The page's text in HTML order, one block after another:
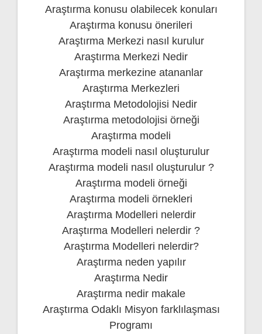
Araştırma konusu olabilecek konuları
Araştırma konusu önerileri
Araştırma Merkezi nasıl kurulur
Araştırma Merkezi Nedir
Araştırma merkezine atananlar
Araştırma Merkezleri
Araştırma Metodolojisi Nedir
Araştırma metodolojisi örneği
Araştırma modeli
Araştırma modeli nasıl oluşturulur
Araştırma modeli nasıl oluşturulur ?
Araştırma modeli örneği
Araştırma modeli örnekleri
Araştırma Modelleri nelerdir
Araştırma Modelleri nelerdir ?
Araştırma Modelleri nelerdir?
Araştırma neden yapılır
Araştırma Nedir
Araştırma nedir makale
Araştırma Odaklı Misyon farklılaşması
Programı